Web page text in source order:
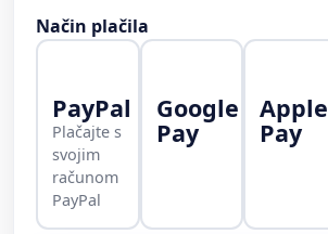
Način plačila
PayPal
Plačajte s
svojim
računom
PayPal
Google
Pay
Apple
Pay